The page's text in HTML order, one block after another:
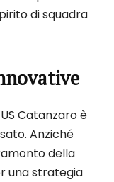
di squadra
Catanzaro è
Anziché
della
una strategia